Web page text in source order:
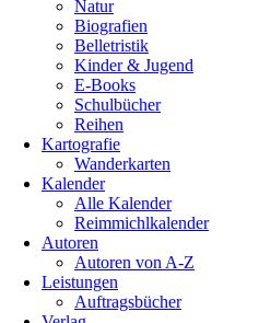
Natur
Biografien
Belletristik
Kinder & Jugend
E-Books
Schulbücher
Reihen
Kartografie
Wanderkarten
Kalender
Alle Kalender
Reimmichlkalender
Autoren
Autoren von A-Z
Leistungen
Auftragsbücher